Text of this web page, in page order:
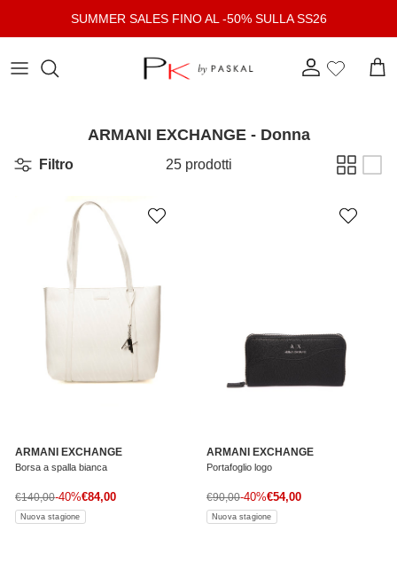
SUMMER SALES FINO AL -50% SULLA SS26
Account
ARMANI EXCHANGE - Donna
Filtro 25 prodotti
ARMANI EXCHANGE
Borsa a spalla bianca
Prezzo di vendita
€84,00
Prezzo normale
€140,00-40%
Nuova stagione
ARMANI EXCHANGE
Portafoglio logo
Prezzo di vendita
€54,00
Prezzo normale
€90,00-40%
Nuova stagione